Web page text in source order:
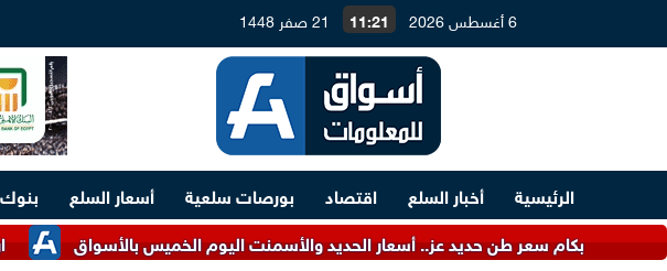
6 أغسطس 2026 11:21 21 صفر 1448
الرئيسية أخبار السلع اقتصاد بورصات سلعية أسعار السلع بنوك
ارتفاع البورصة سعر طن حديد عز.. أسعار الحديد والأسمنت اليوم الخميس بالأسواق